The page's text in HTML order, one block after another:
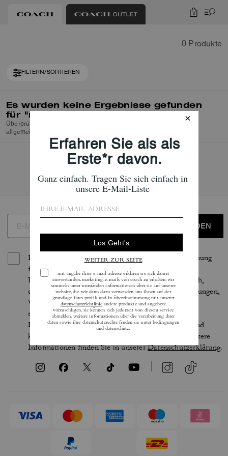
0
0 Produkte
FILTERN/SORTIEREN
Es wurden keine Ergebnisse gefunden
für "null"
Überprüfen Sie die Rechtschreibung oder verwenden Sie einen
allgemeineren Suchbegriff und versuchen Sie es erneut.
ANMELDEN
Indem Sie sich anmelden, erteilen Sie Ihre Zustimmung
für den Erhalt von E-Mails über die neuesten
Kollektionen, Angebote und Neuigkeiten von Coach,
sowie Informationen darüber, wie Sie an Veranstaltungen,
Wettbewerben oder Werbekampagnen von Coach
teilnehmen können. Im Rahmen der geltenden
Datenschutzgesetze haben Sie bestimmte Rechte und
können Ihre Einwilligung jederzeit widerrufen. Weitere
Informationen finden Sie in unsererDatenschutzerklärung.